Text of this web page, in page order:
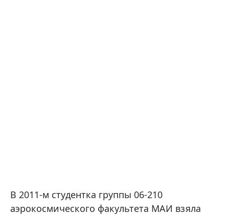
В 2011-м студентка группы 06-210
аэрокосмического факультета МАИ взяла